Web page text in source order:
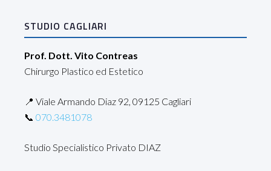
STUDIO CAGLIARI
Prof. Dott. Vito Contreas
Chirurgo Plastico ed Estetico
📍 Viale Armando Diaz 92, 09125 Cagliari
📞 070.3481078
Studio Specialistico Privato DIAZ